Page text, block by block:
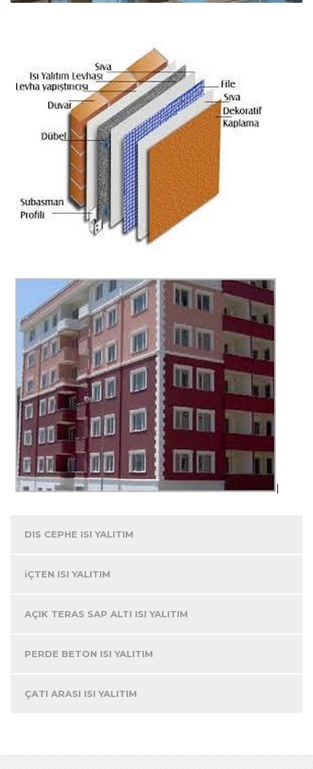
DIS CEPHE ISI YALITIM
iÇTEN ISI YALITIM
AÇIK TERAS SAP ALTI ISI YALITIM
PERDE BETON ISI YALITIM
ÇATI ARASI ISI YALITIM